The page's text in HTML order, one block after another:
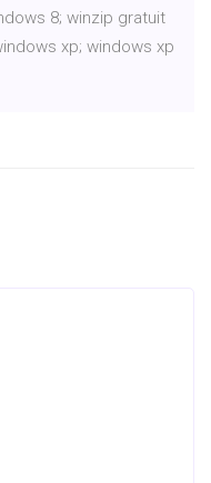
8; winzip gratuit
xp; windows xp